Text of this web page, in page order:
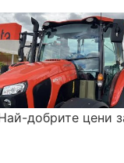
добрите цени